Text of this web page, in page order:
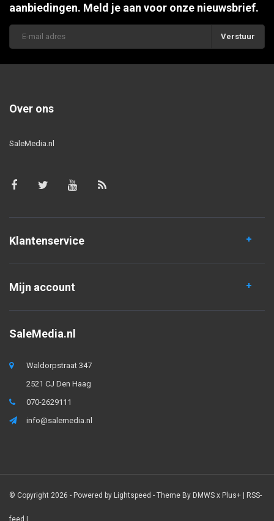
aanbiedingen. Meld je aan voor onze nieuwsbrief.
Verstuur
Over ons
SaleMedia.nl
Klantenservice
Mijn account
SaleMedia.nl
Waldorpstraat 347
2521 CJ Den Haag
070-2629111
info@salemedia.nl
© Copyright 2026 - Powered by Lightspeed - Theme By DMWS x Plus+ | RSS-
feed |